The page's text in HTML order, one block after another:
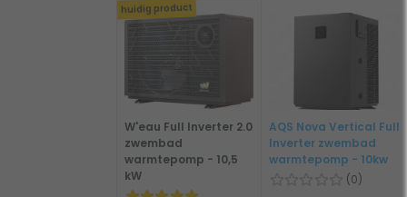
huidig product
W'eau Full Inverter 2.0
zwembad
warmtepomp - 10,5
kW
AQS Nova Vertical Full
Inverter zwembad
warmtepomp - 10kw
(0)